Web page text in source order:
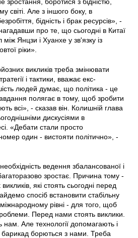
світі. Але з іншого боку, в
бідність і брак ресурсів», -
про те, що сьогодні в Китаї
Янцзи і Хуанхе у зв'язку із
ріки».
викликів треба змінювати
і тактики, вважає екс-
людей думає, що політика - це
полягає в тому, щоб зробити
всі», - сказав він. Колишній глава
дискусіями в
«Дебати стали просто
один - вистояти політично», -
ведення збалансованої і
зростає. Причина тому -
які стоять сьогодні перед
спосіб встановити стабільну
рівні - для того, щоб
Перед нами стоять виклики.
нам. Але технології допомагають і
барикад борються з нами. Треба